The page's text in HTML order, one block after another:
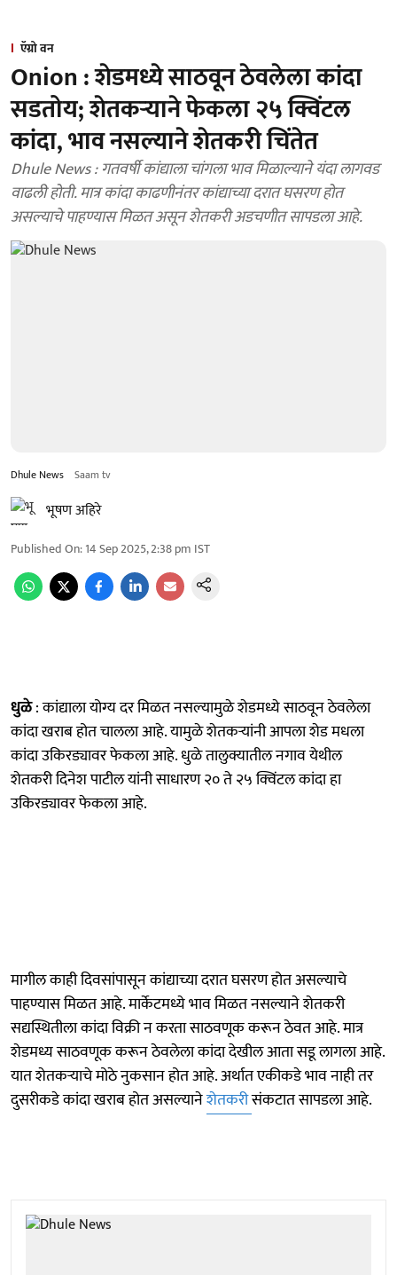
ऍग्रो वन
Onion : शेडमध्ये साठवून ठेवलेला कांदा
सडतोय; शेतकऱ्याने फेकला २५ क्विंटल
कांदा, भाव नसल्याने शेतकरी चिंतेत
Dhule News : गतवर्षी कांद्याला चांगला भाव मिळाल्याने यंदा लागवड
वाढली होती. मात्र कांदा काढणीनंतर कांद्याच्या दरात घसरण होत
असल्याचे पाहण्यास मिळत असून शेतकरी अडचणीत सापडला आहे.
Dhule News Saam tv
भूषण अहिरे
Published On:14 Sep 2025, 2:38 pm IST
धुळे: कांद्याला योग्य दर मिळत नसल्यामुळे शेडमध्ये साठवून ठेवलेला
कांदा खराब होत चालला आहे. यामुळे शेतकऱ्यांनी आपला शेड मधला
कांदा उकिरड्यावर फेकला आहे. धुळे तालुक्यातील नगाव येथील
शेतकरी दिनेश पाटील यांनी साधारण २० ते २५ क्विंटल कांदा हा
उकिरड्यावर फेकला आहे.
मागील काही दिवसांपासून कांद्याच्या दरात घसरण होत असल्याचे
पाहण्यास मिळत आहे. मार्केटमध्ये भाव मिळत नसल्याने शेतकरी
सद्यस्थितीला कांदा विक्री न करता साठवणूक करून ठेवत आहे. मात्र
शेडमध्य साठवणूक करून ठेवलेला कांदा देखील आता सडू लागला आहे.
यात शेतकऱ्याचे मोठे नुकसान होत आहे. अर्थात एकीकडे भाव नाही तर
दुसरीकडे कांदा खराब होत असल्यानेशेतकरीसंकटात सापडला आहे.